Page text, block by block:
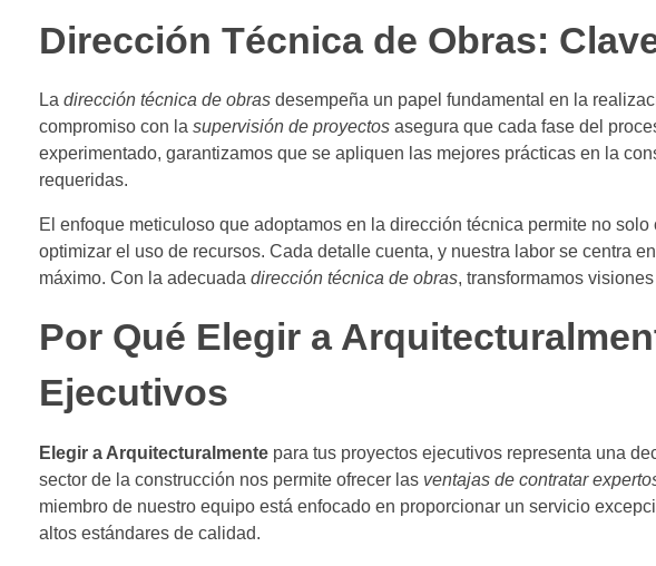
Dirección Técnica de Obras:
La dirección técnica de obras desempeña un papel fundamental en la
compromiso con la supervisión de proyectos asegura que cada fase del
experimentado, garantizamos que se apliquen las mejores prácticas en la
requeridas.
El enfoque meticuloso que adoptamos en la dirección técnica permite no
optimizar el uso de recursos. Cada detalle cuenta, y nuestra labor se centra
máximo. Con la adecuada dirección técnica de obras, transformamos
Por Qué Elegir a
Ejecutivos
Elegir a Arquitecturalmente para tus proyectos ejecutivos representa una
sector de la construcción nos permite ofrecer las ventajas de contratar
miembro de nuestro equipo está enfocado en proporcionar un servicio
altos estándares de calidad.